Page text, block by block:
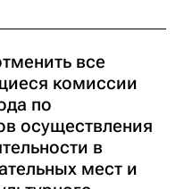
все
комиссии
по
осуществления
в
мест и